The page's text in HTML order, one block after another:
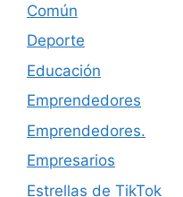
Común
Deporte
Educación
Emprendedores
Emprendedores.
Empresarios
Estrellas de TikTok